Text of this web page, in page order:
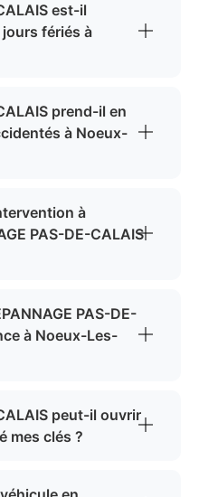
est-il
fériés à
prend-il en
à Noeux-
à
PAS-DE-CALAIS
PAS-DE-
à Noeux-Les-
peut-il ouvrir
mes clés ?